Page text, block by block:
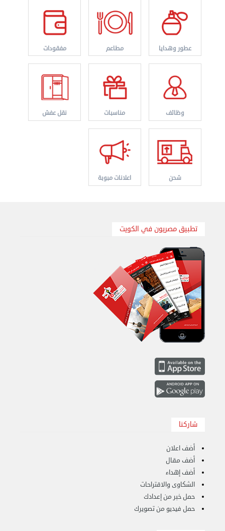
نقل عفش الكويت 50767633 هاف لوري نقل أغراض ...
الأربعاء 28 أغسطس 2024 12:25 م
هاف لوري قط أغراض واثاث للمحرقة 65007374 في ...
عطور وهدايا مطاعم مفقودات
وظائف مناسبات نقل عفش
شحن اعلانات مبوبة
تطبيق مصريون في الكويت
شاركنا
أضف اعلان
أضف مقال
أضف إهداء
الشكاوى والاقتراحات
حمل خبر من إعدادك
حمل فيديو من تصويرك